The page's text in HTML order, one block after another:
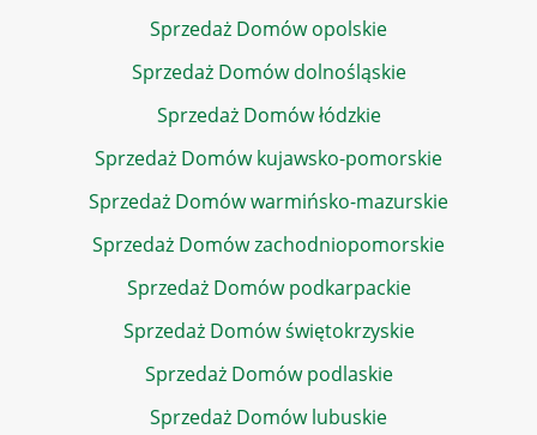
Sprzedaż Domów opolskie
Sprzedaż Domów dolnośląskie
Sprzedaż Domów łódzkie
Sprzedaż Domów kujawsko-pomorskie
Sprzedaż Domów warmińsko-mazurskie
Sprzedaż Domów zachodniopomorskie
Sprzedaż Domów podkarpackie
Sprzedaż Domów świętokrzyskie
Sprzedaż Domów podlaskie
Sprzedaż Domów lubuskie